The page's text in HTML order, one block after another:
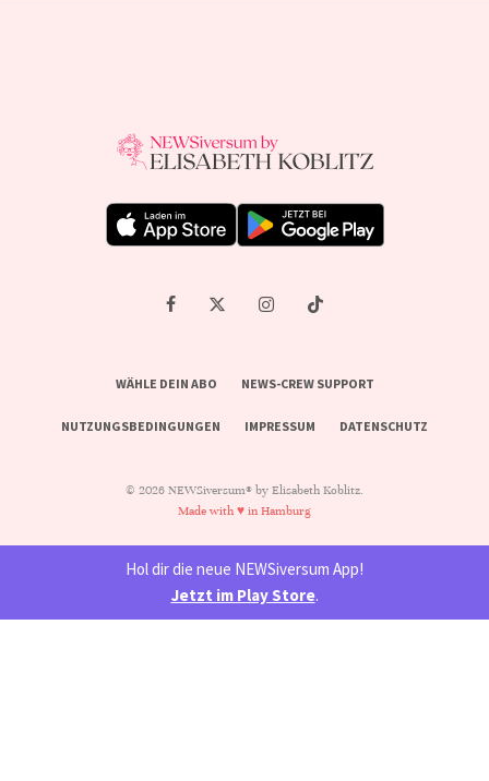
WÄHLE DEIN ABO NEWS-CREW SUPPORT
NUTZUNGSBEDINGUNGEN IMPRESSUM DATENSCHUTZ
© 2026 NEWSiversum® by Elisabeth Koblitz.
Made with ♥ in Hamburg
Hol dir die neue NEWSiversum App!
Jetzt im Play Store.